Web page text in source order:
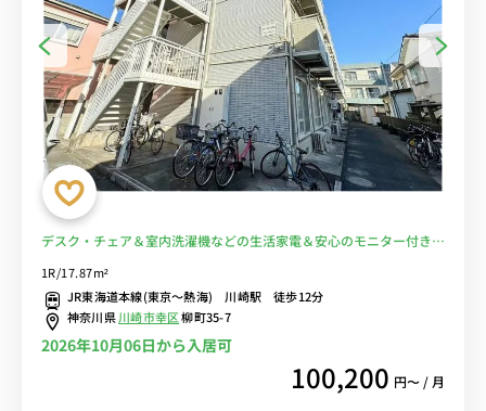
デスク・チェア＆室内洗濯機などの生活家電＆安心のモニター付きイ
にはミューザ川崎やラゾーナ川崎プラザなど複数あるため買い物から
映画など休日も楽しめます■選べるWi-Fi格安レンタル中！
1R/17.87m²
JR東海道本線(東京～熱海) 川崎駅 徒歩12分
神奈川県川崎市幸区柳町35-7
2026年10月06日から入居可
100,200 円〜 / 月